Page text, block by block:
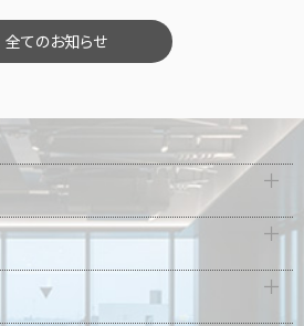
全てのお知らせ